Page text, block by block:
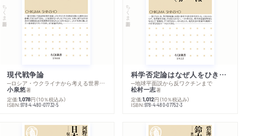
ちくま新書
現代戦争論
─ロシア・ウクライナから考える世界の行方
小泉悠著
定価:1,078円 （10％税込み）
ISBN:978-4-480-07732-5
ちくま新書
科学否定論はなぜ人をひきつけるのか
─地球平面説から反ワクチンまで
松村一志著
定価:1,012円 （10％税込み）
ISBN:978-4-480-07752-3